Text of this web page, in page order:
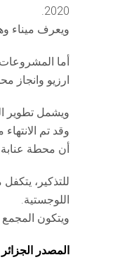
2020.
ويعرف ميناء وهران أيضًا
ارزيو وانجاز
ويشمل تطوير
أن محطة عنابة تبقى قيد
للتذكير،
اللوجستية.
ويتكون المجمع من 10 شركات موانئ، و شركة لتسيير موانئ الصيد والمتعة (45 موانئ)
المصدر